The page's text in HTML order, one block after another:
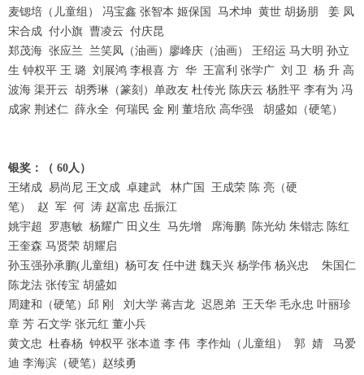
麦锶培（儿童组） 冯宝鑫 张智本 姬保国 马术坤 黄世 胡扬朋 姜 凤
宋合成 付小旗 曹凌云 付庆昆
郑茂海 张应兰 兰笑凤（油画）廖峰庆（油画） 王绍运 马大明 孙立
生 钟权平 王 璐 刘展鸿 李根喜 方 华 王富利 张学广 刘 卫 杨 升 高
波海 渠开云 胡秀琳（篆刻）单政友 杜传光 陈庆云 杨胜平 李有为 冯
成家 荆述仁 薛永全 何瑞民 金 刚 董培欣 高华强 胡盛如（硬笔）
银奖：（ 60人）
王绪成 易尚尼 王文成 卓建武 林广国 王成荣 陈 亮（硬
笔） 赵 军 何 涛 赵富忠 岳振江
姚宇超 罗惠敏 杨耀广 田义生 马先增 席海鹏 陈光幼 朱锴志 陈红
王奎森 马贤荣 胡耀启
孙玉强孙承鹏(儿童组) 杨可友 任中进 魏天兴 杨学伟 杨兴忠 朱国仁
陈龙法 张传宝 胡盛如
周建和（硬笔）邱 刚 刘大学 蒋吉龙 迟恩弟 王天华 毛永忠 叶丽珍
章 芳 石文学 张元红 董小兵
黄文忠 杜春杨 钟权平 张本道 李 伟 李作灿（儿童组） 郭 婧 马爱
迪 李海滨（硬笔）赵续勇